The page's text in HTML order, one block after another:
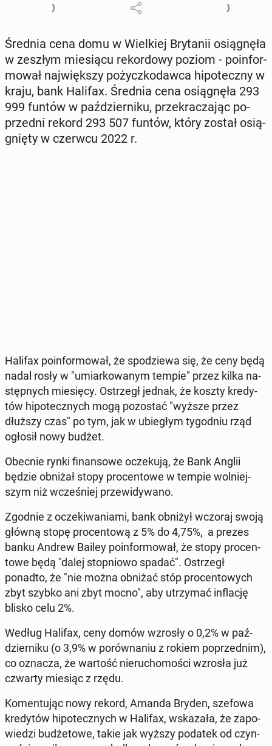
Średnia cena domu w Wiel­kiej Bry­ta­nii osią­gnę­ła
w zeszłym mie­sią­cu re­kor­do­wy poziom - po­in­for­
mo­wał naj­więk­szy po­życz­ko­daw­ca hi­po­tecz­ny w
kraju, bank Halifax. Średnia cena osią­gnę­ła 293
999 funtów w paź­dzier­ni­ku, prze­kra­cza­jąc po­
przed­ni rekord 293 507 funtów, który został osią­
gnię­ty w czerwcu 2022 r.
Halifax po­in­for­mo­wał, że spo­dzie­wa się, że ceny będą
nadal rosły w "umiar­ko­wa­nym tempie" przez kilka na­
stęp­nych mie­się­cy. Ostrzegł jednak, że koszty kre­dy­
tów hi­po­tecz­nych mogą po­zo­stać "wyższe przez
dłuższy czas" po tym, jak w ubie­głym ty­go­dniu rząd
ogłosił nowy budżet.
Obecnie rynki fi­nan­so­we ocze­ku­ją, że Bank Anglii
będzie obniżał stopy pro­cen­to­we w tempie wol­niej­
szym niż wcze­śniej prze­wi­dy­wa­no.
Zgodnie z ocze­ki­wa­nia­mi, bank obniżył wczoraj swoją
główną stopę pro­cen­to­wą z 5% do 4,75%, a prezes
banku Andrew Bailey po­in­for­mo­wał, że stopy pro­cen­
to­we będą "dalej stop­nio­wo spadać". Ostrzegł
ponadto, że "nie można obniżać stóp pro­cen­to­wych
zbyt szybko ani zbyt mocno", aby utrzy­mać in­fla­cję
blisko celu 2%.
Według Halifax, ceny domów wzrosły o 0,2% w paź­
dzier­ni­ku (o 3,9% w po­rów­na­niu z rokiem po­przed­nim),
co oznacza, że ​​war­tość nie­ru­cho­mo­ści wzrosła już
czwarty miesiąc z rzędu.
Ko­men­tu­jąc nowy rekord, Amanda Bryden, szefowa
kre­dy­tów hi­po­tecz­nych w Halifax, wska­za­ła, że ​​za­po­
wie­dzi bu­dże­to­we, takie jak wyższy podatek od czyn­